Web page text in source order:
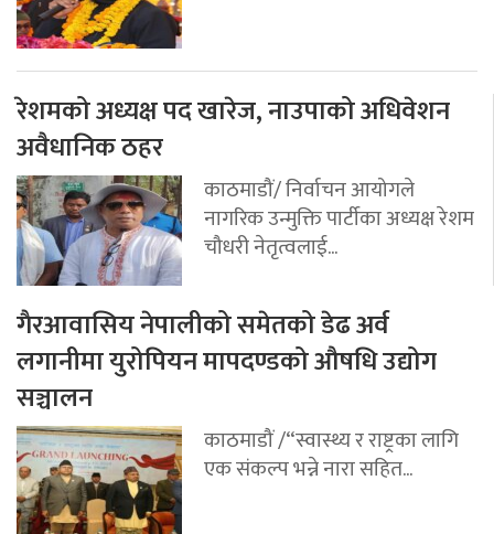
रेशमको अध्यक्ष पद खारेज, नाउपाको अधिवेशन
अवैधानिक ठहर
काठमाडौं/ निर्वाचन आयोगले
नागरिक उन्मुक्ति पार्टीका अध्यक्ष रेशम
चौधरी नेतृत्वलाई...
गैरआवासिय नेपालीको समेतको डेढ अर्व
लगानीमा युरोपियन मापदण्डको औषधि उद्योग
सञ्चालन
काठमाडौं /“स्वास्थ्य र राष्ट्रका लागि
एक संकल्प भन्ने नारा सहित...